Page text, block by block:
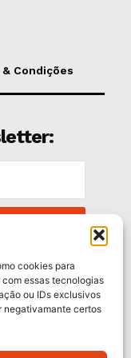
cookies para
essas tecnologias
ou IDs exclusivos
negativamante certos
Condições
.